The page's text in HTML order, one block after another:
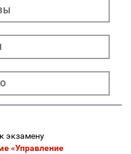
экзамену
«Управление